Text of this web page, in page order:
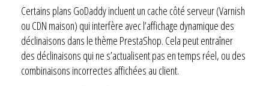
Certains plans GoDaddy incluent un cache côté serveur (Varnish
ou CDN maison) qui interfère avec l’affichage dynamique des
déclinaisons dans le thème PrestaShop. Cela peut entraîner
des déclinaisons qui ne s’actualisent pas en temps réel, ou des
combinaisons incorrectes affichées au client.